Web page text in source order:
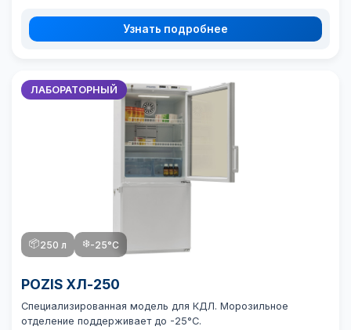
Узнать подробнее
ЛАБОРАТОРНЫЙ
📦250 л ❄️-25°C
POZIS ХЛ-250
Специализированная модель для КДЛ. Морозильное
отделение поддерживает до -25°C.